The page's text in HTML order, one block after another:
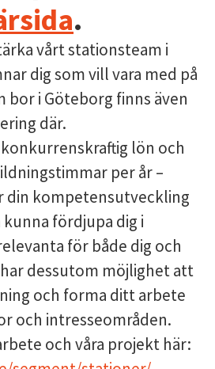
.
vårt stationsteam i
dig som vill vara med på
bor i Göteborg finns även
där.
lön och
per år –
din kompetensutveckling
fördjupa dig i
för både dig och
dessutom möjlighet att
och forma ditt arbete
och intresseområden.
och våra projekt här: